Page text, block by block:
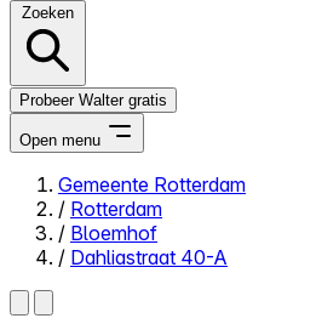
Zoeken
Probeer Walter gratis
Open menu
Close menu
Gemeente Rotterdam
/ Rotterdam
/ Bloemhof
/ Dahliastraat 40-A